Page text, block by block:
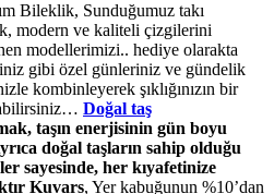
Bileklik, Sunduğumuz takı
modern ve kaliteli çizgilerini
modellerimizi.. hediye olarakta
gibi özel günleriniz ve gündelik
kombinleyerek şıklığınızın bir
Doğal taş
taşın enerjisinin gün boyu
doğal taşların sahip olduğu
sayesinde, her kıyafetinize
Kuvars, Yer kabuğunun %10’dan